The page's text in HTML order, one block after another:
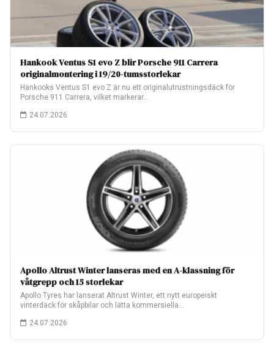
Hankook Ventus S1 evo Z blir Porsche 911 Carrera
originalmontering i 19/20-tumsstorlekar
Hankooks Ventus S1 evo Z är nu ett originalutrustningsdäck för
Porsche 911 Carrera, vilket markerar…
24.07.2026
Apollo Altrust Winter lanseras med en A-klassning för
våtgrepp och 15 storlekar
Apollo Tyres har lanserat Altrust Winter, ett nytt europeiskt
vinterdäck för skåpbilar och lätta kommersiella…
24.07.2026